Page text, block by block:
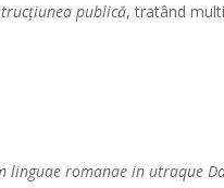
publică, tratând
romanae in utraque